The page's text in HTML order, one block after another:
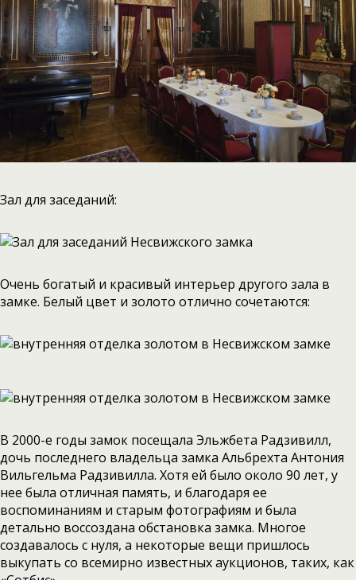
Зал для заседаний:
Очень богатый и красивый интерьер другого зала в
замке. Белый цвет и золото отлично сочетаются:
В 2000-е годы замок посещала Эльжбета Радзивилл,
дочь последнего владельца замка Альбрехта Антония
Вильгельма Радзивилла. Хотя ей было около 90 лет, у
нее была отличная память, и благодаря ее
воспоминаниям и старым фотографиям и была
детально воссоздана обстановка замка. Многое
создавалось с нуля, а некоторые вещи пришлось
выкупать со всемирно известных аукционов, таких, как